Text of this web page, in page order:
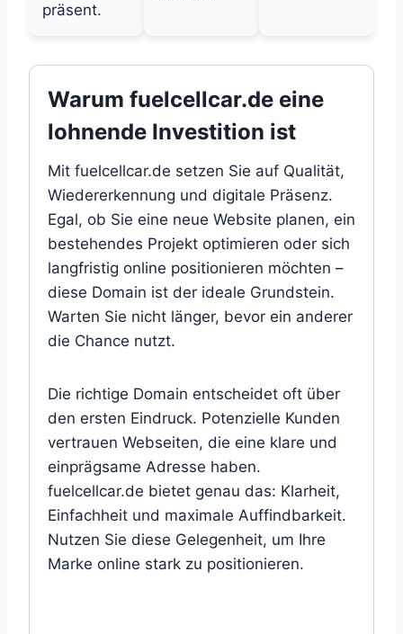
präsent.
Warum fuelcellcar.de eine
lohnende Investition ist
Mit fuelcellcar.de setzen Sie auf Qualität,
Wiedererkennung und digitale Präsenz.
Egal, ob Sie eine neue Website planen, ein
bestehendes Projekt optimieren oder sich
langfristig online positionieren möchten –
diese Domain ist der ideale Grundstein.
Warten Sie nicht länger, bevor ein anderer
die Chance nutzt.
Die richtige Domain entscheidet oft über
den ersten Eindruck. Potenzielle Kunden
vertrauen Webseiten, die eine klare und
einprägsame Adresse haben.
fuelcellcar.de bietet genau das: Klarheit,
Einfachheit und maximale Auffindbarkeit.
Nutzen Sie diese Gelegenheit, um Ihre
Marke online stark zu positionieren.